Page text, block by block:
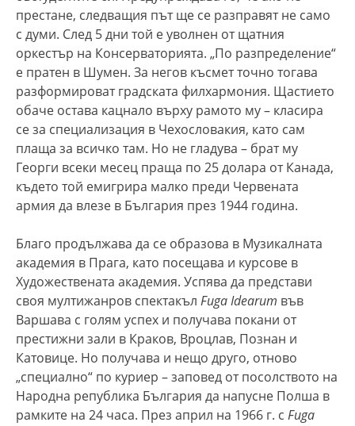
престане, следващия път ще се разправят не само
с думи. След 5 дни той е уволнен от щатния
оркестър на Консерваторията. „По разпределение“
е пратен в Шумен. За негов късмет точно тогава
разформироват градската филхармония. Щастието
обаче остава кацнало върху рамото му – класира
се за специализация в Чехословакия, като сам
плаща за всичко там. Но не гладува – брат му
Георги всеки месец праща по 25 долара от Канада,
където той емигрира малко преди Червената
армия да влезе в България през 1944 година.
Благо продължава да се образова в Музикалната
академия в Прага, като посещава и курсове в
Художествената академия. Успява да представи
своя мултижанров спектакъл Fuga Idearum във
Варшава с голям успех и получава покани от
престижни зали в Краков, Вроцлав, Познан и
Катовице. Но получава и нещо друго, отново
„специално“ по куриер – заповед от посолството на
Народна република България да напусне Полша в
рамките на 24 часа. През април на 1966 г. с Fuga